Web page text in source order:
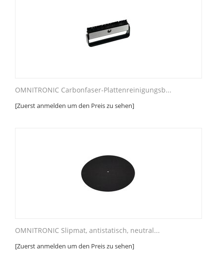
OMNITRONIC Carbonfaser-Plattenreinigungsb...
[Zuerst anmelden um den Preis zu sehen]
OMNITRONIC Slipmat, antistatisch, neutral...
[Zuerst anmelden um den Preis zu sehen]